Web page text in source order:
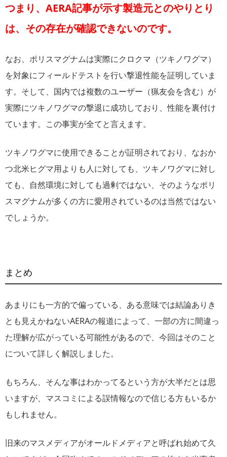
つまり、AERA記事が示す製造元とのやりとり
は、その存在が確認できないのです。
なお、ポリスマグナムは実際にクロクマ（ツキノワグマ）
を対象にフィールドテストを行い撃退性能を証明していま
す。そして、国内では複数のユーザー（猟友会を含む）が
実際にツキノワグマの撃退に成功しており、性能を裏付け
ています。この事実が全てと言えます。
ツキノワグマに使用できることが証明されており、なおか
つ北米ヒグマ用よりも人に対しても、ツキノワグマに対し
ても、自然環境に対しても過剰ではない、そのようなポリ
スマグナムが多くの方に愛用されているのは当然ではない
でしょうか。
まとめ
あまりにも一方的で偏っている、ある意味では結論ありき
とも見えかねないAERAの報道によって、一部の方に間違っ
た理解が広がっている可能性があるので、今回はそのこと
について詳しく解説しました。
もちろん、そんな事はわかってるという方が大半だとは思
いますが、マスコミによる誤情報なので信じる方もいるか
もしれません。
旧来のマスメディアがオールドメディアと呼ばれ始めて久